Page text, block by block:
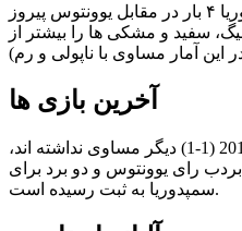
در ۹ فصل اخیر سری آ، سمپدوریا ۴ بار در مقابل یوونتوس پیروز
سفید و مشکی ها را بیشتر از
آمار مساوی با ناپولی و رم)
آخرین بازی ها
یوونتوس و سمپدوریا از دسامبر 2014 (1-1) دیگر مساوی نداشته اند،
رای یوونتوس و دو برد برای
سمپدوریا به ثبت رسیده است.